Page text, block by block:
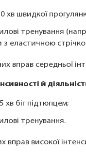
хв швидкої
тренування
з еластичною
вправ середньої
й
біг підтюпцем;
тренування.
високої